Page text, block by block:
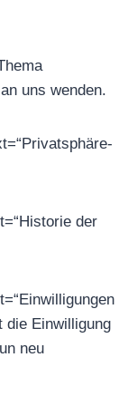
uns wenden.
der
die Einwilligung
neu